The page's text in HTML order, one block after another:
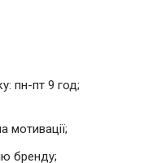
пн-пт 9 год;
мотивації;
бренду;